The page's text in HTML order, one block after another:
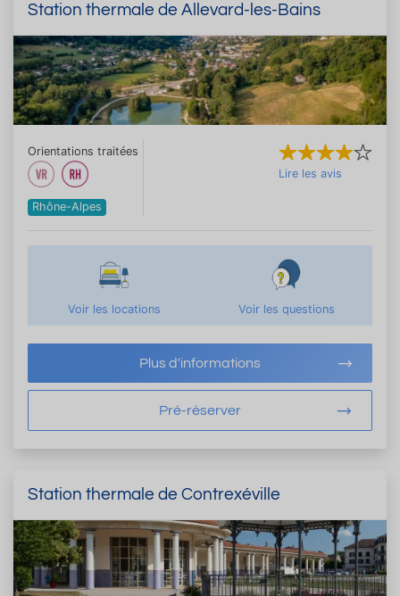
Station thermale de Allevard-les-Bains
Orientations traitées
Rhône-Alpes
Lire les avis
Voir les locations Voir les questions
Plus d'informations
Pré-réserver
Station thermale de Contrexéville